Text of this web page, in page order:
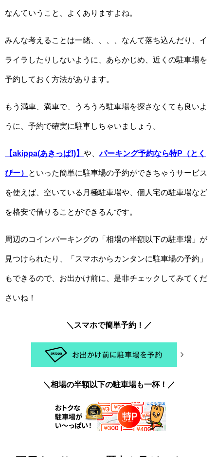
なんていうこと、よくありますよね。
みんな考えることは一緒、、、、なんて落ち込んだり、イ
ライラしたりしないように、あらかじめ、近くの駐車場を
予約しておく方法があります。
もう満車、満車で、うろうろ駐車場を探さなくても良いよ
うに、予約で確実に駐車しちゃいましょう。
【akippa(あきっぱ!)】 や、パーキング予約なら特P（とく
ぴー） といった簡単に駐車場の予約ができちゃうサービス
を使えば、空いている月極駐車場や、個人宅の駐車場など
を格安で借りることができるんです。
周辺のコインパーキングの「相場の半額以下の駐車場」が
見つけられたり、「スマホからカンタンに駐車場の予約」
もできるので、お出かけ前に、是非チェックしてみてくだ
さいね！
＼スマホで簡単予約！／
＼相場の半額以下の駐車場も一杯！／